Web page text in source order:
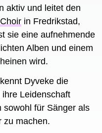
aktiv und leitet den
in Fredrikstad,
sie eine aufnehmende
Alben und einem
wird.
Dyveke die
Leidenschaft
sowohl für Sänger als
zu machen.